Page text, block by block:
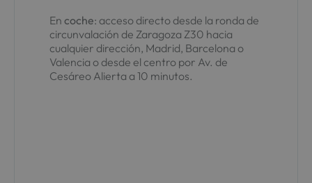
En coche: acceso directo desde la ronda de
circunvalación de Zaragoza Z30 hacia
cualquier dirección, Madrid, Barcelona o
Valencia o desde el centro por Av. de
Cesáreo Alierta a 10 minutos.